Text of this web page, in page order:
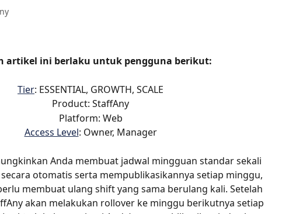
artikel ini berlaku untuk pengguna berikut:
Tier: ESSENTIAL, GROWTH, SCALE
Product: StaffAny
Platform: Web
Access Level: Owner, Manager
Anda membuat jadwal mingguan standar sekali
otomatis serta mempublikasikannya setiap minggu,
membuat ulang shift yang sama berulang kali. Setelah
akan melakukan rollover ke minggu berikutnya setiap